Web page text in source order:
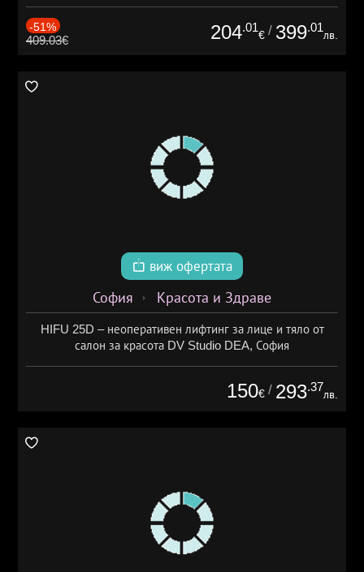
-51%
409.03€ 204.01
€ / 399.01
лв.
виж офертата
София Красота и Здраве
HIFU 25D – неоперативен лифтинг за лице и тяло от
салон за красота DV Studio DEA, София
150€ / 293.37
лв.